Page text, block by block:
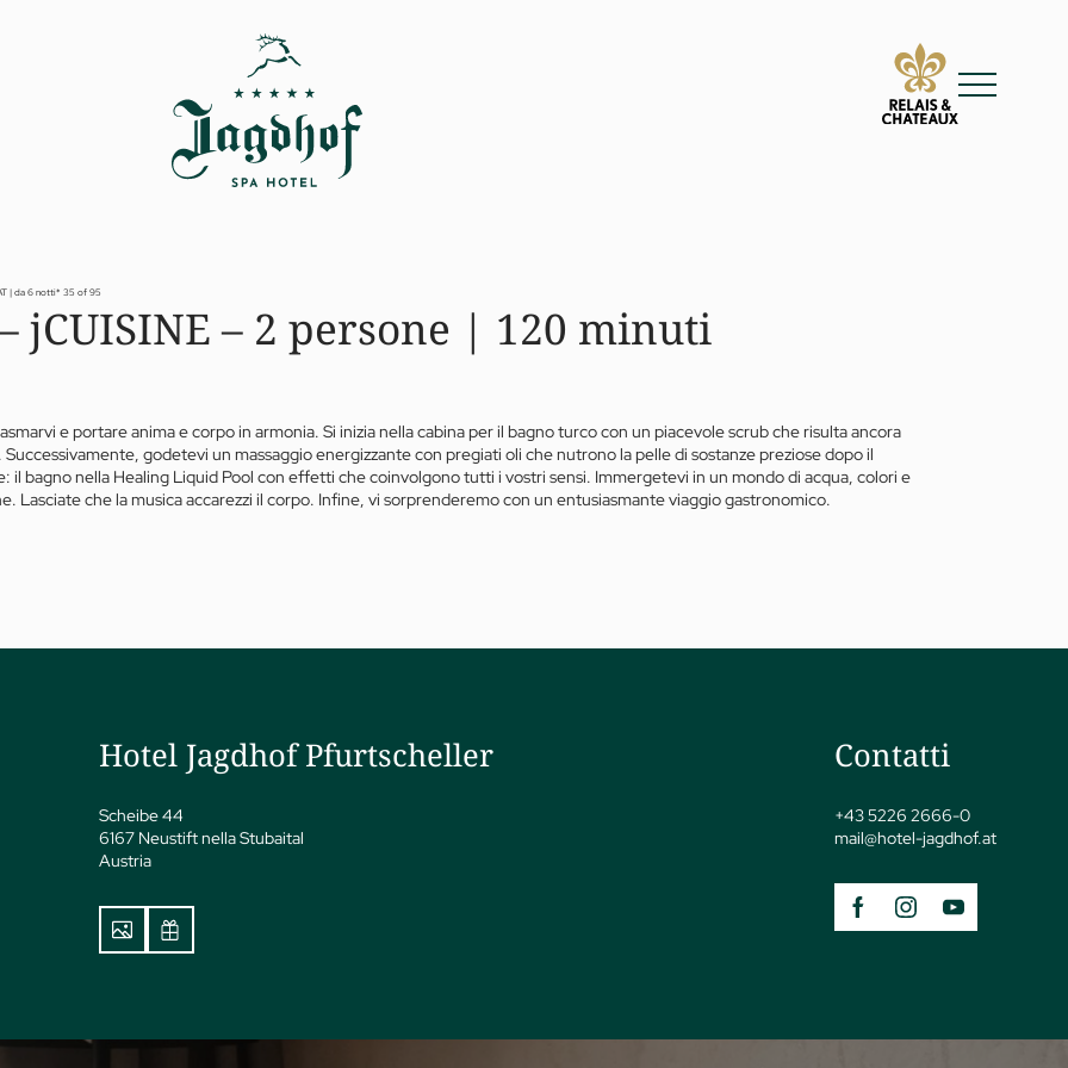
Spa Suite
Specials by Dr. A.
| da 6 notti* 35 of 95
jCUISINE – 2 persone | 120 minuti
e portare anima e corpo in armonia. Si inizia nella cabina per il bagno turco con un piacevole scrub che risulta ancora
godetevi un massaggio energizzante con pregiati oli che nutrono la pelle di sostanze preziose dopo il
bagno nella Healing Liquid Pool con effetti che coinvolgono tutti i vostri sensi. Immergetevi in un mondo di acqua, colori e
che la musica accarezzi il corpo. Infine, vi sorprenderemo con un entusiasmante viaggio gastronomico.
Hotel Jagdhof Pfurtscheller
Scheibe 44
6167 Neustift nella Stubaital
Austria
Contatti
+43 5226 2666-0
mail@hotel-jagdhof.at